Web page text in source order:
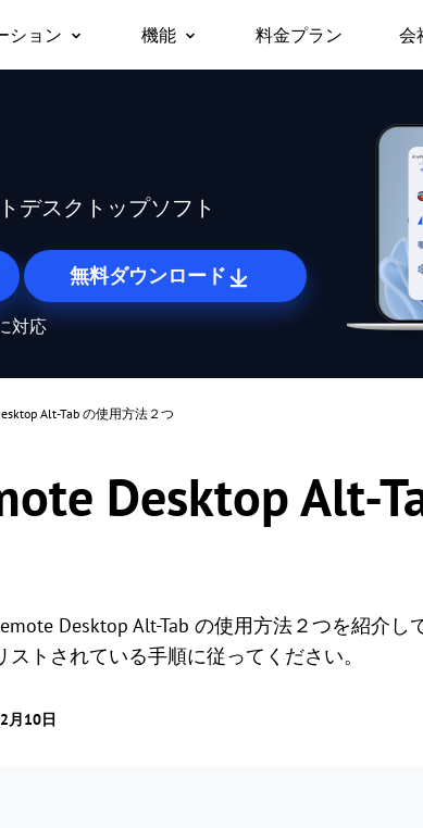
管理
対応デバイス
ション
どこからでも自分のPCに接続
モートサポート
遠隔でお客様のITトラブルを解決
モートワーク
フィスと同じようにリモートで働く
モートゲーム
こからでもゲームをプレイ
海外にあるサーバーもスムーズに操作
機能
許可なしでリモートデバイスにア
デバイス間でワイヤレスに画面を共
ファイル転送
デバイス間でファイルを高速転送
プライバシーモード
画面の壁
柔軟な権限設定でユーザー管理を効
料金プラン 会
デスクトップソフト
無料ダウンロード
対応
Alt-Tab の使用方法２つ
Desktop Alt-
Desktop Alt-Tab の使用方法２つを紹介
トされている手順に従ってください。
月10日